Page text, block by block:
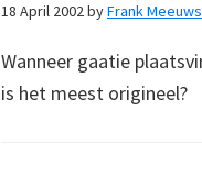
18 April 2002byFrank
Wanneer gaatie
is het meest origineel?